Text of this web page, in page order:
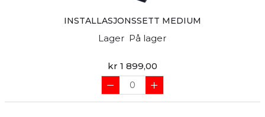
INSTALLASJONSSETT MEDIUM
Lager På lager
kr 1 899,00